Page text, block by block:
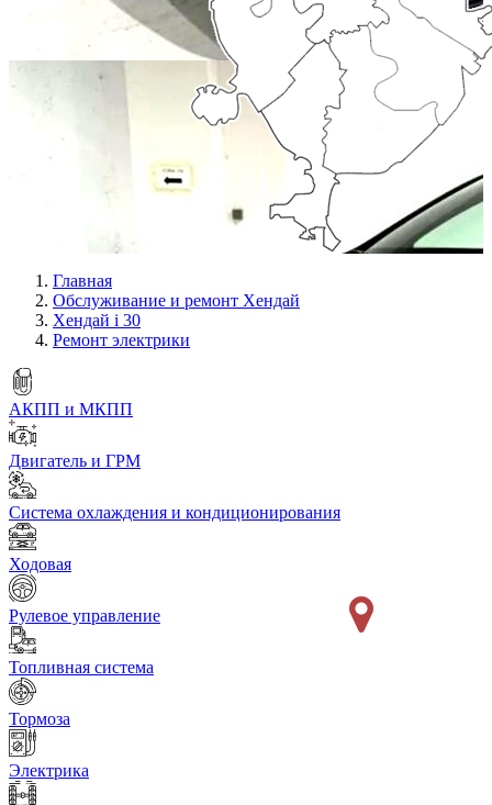
Главная
Обслуживание и ремонт Хендай
Хендай i 30
Ремонт электрики
АКПП и МКПП
Двигатель и ГРМ
Система охлаждения и кондиционирования
Ходовая
Рулевое управление
Топливная система
Тормоза
Электрика